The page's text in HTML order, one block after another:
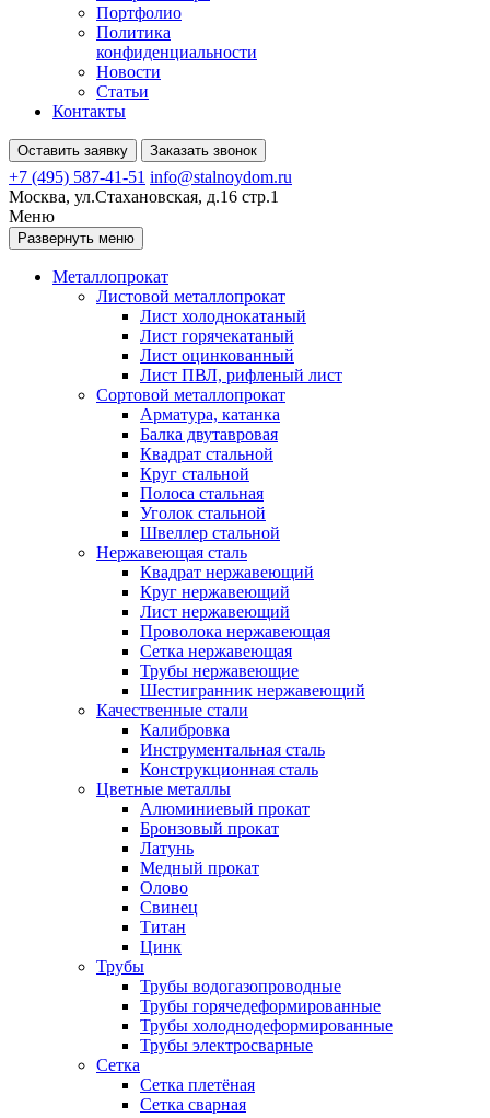
Портфолио
Политика
конфиденциальности
Новости
Статьи
Контакты
Оставить заявку Заказать звонок
+7 (495) 587-41-51 info@stalnoydom.ru
Москва, ул.Стахановская, д.16 стр.1
Меню
Развернуть меню
Металлопрокат
Листовой металлопрокат
Лист холоднокатаный
Лист горячекатаный
Лист оцинкованный
Лист ПВЛ, рифленый лист
Сортовой металлопрокат
Арматура, катанка
Балка двутавровая
Квадрат стальной
Круг стальной
Полоса стальная
Уголок стальной
Швеллер стальной
Нержавеющая сталь
Квадрат нержавеющий
Круг нержавеющий
Лист нержавеющий
Проволока нержавеющая
Сетка нержавеющая
Трубы нержавеющие
Шестигранник нержавеющий
Качественные стали
Калибровка
Инструментальная сталь
Конструкционная сталь
Цветные металлы
Алюминиевый прокат
Бронзовый прокат
Латунь
Медный прокат
Олово
Свинец
Титан
Цинк
Трубы
Трубы водогазопроводные
Трубы горячедеформированные
Трубы холоднодеформированные
Трубы электросварные
Сетка
Сетка плетёная
Сетка сварная